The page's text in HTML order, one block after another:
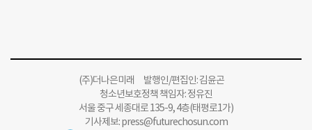
(주)더나은미래 발행인/편집인: 김윤곤
청소년보호정책 책임자: 정유진
서울 중구 세종대로 135-9, 4층(태평로1가)
기사제보:press@futurechosun.com